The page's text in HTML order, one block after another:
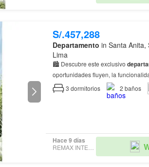
S/.457,288
Departamento in Santa Anita,
Lima
🏙️ Descubre este exclusivo
oportunidades fluyen, la
un estilo de vida dinámico,
3 dormitorios 2 baños
Hace 9 días